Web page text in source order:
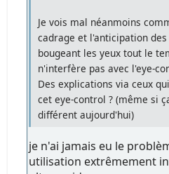
Je vois mal néanmoins
cadrage et l'anticipation
bougeant les yeux tout le
n'interfère pas avec l'eye-
Des explications via ceux
cet eye-control ? (même si
différent aujourd'hui)
je n'ai jamais eu le
utilisation extrêmement